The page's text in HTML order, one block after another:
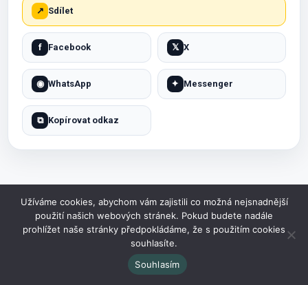
↗ Sdílet
f Facebook 𝕏 X
◉ WhatsApp ✦ Messenger
⧉ Kopírovat odkaz
DALŠÍ INFORMACE
O filmu Rychle a zběsile 6
Užíváme cookies, abychom vám zajistili co možná nejsnadnější
použití našich webových stránek. Pokud budete nadále
prohlížet naše stránky předpokládáme, že s použitím cookies
souhlasíte.
Souhlasím